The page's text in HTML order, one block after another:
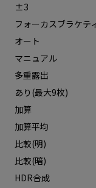
±3
フォーカスブラケテ
オート
マニュアル
多重露出
あり(最大9枚)
加算
加算平均
比較(明)
比較(暗)
HDR合成